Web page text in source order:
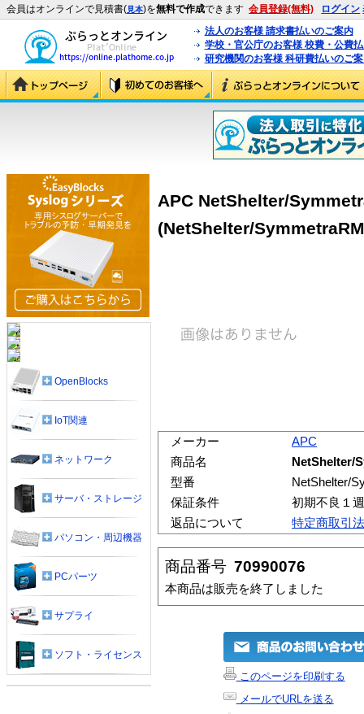
会員はオンラインで見積書(見本)を無料で作成できます 会員登録(無料) ログイン
法人のお客様 請求書払いのご案内
学校・官公庁のお客様 校費・公費
研究機関のお客様 科研費払いのご
APC NetShelter/
(NetShelter/
メーカー
APC
商品名
NetShelter/
型番
NetShelter/
保証条件
初期不良１
返品について
特定商取引
商品番号 70990076
本商品は販売を終了しました
このページを印刷する
メールでURLを送る
OpenBlocks
IoT関連
ネットワーク
サーバ・ストレージ
パソコン・周辺機器
PCパーツ
サプライ
ソフト・ライセンス